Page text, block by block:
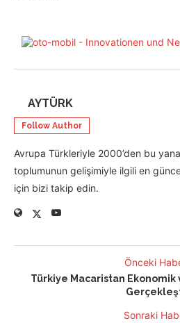
AYTÜRK
Follow Author
Avrupa Türkleriyle 2000’den bu
toplumunun gelişimiyle ilgili en
için bizi takip edin.
Önceki
Türkiye Macaristan Ekonomik
Sonraki